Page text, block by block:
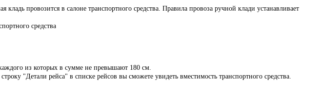
провозится в салоне транспортного средства. Правила провоза ручной клади устанавливает
средства
из которых в сумме не превышают 180 см.
"Детали рейса" в списке рейсов вы сможете увидеть вместимость транспортного средства.